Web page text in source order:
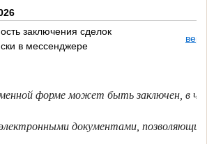
заключения сделок
в мессенджере
форме может быть заключен, в
документами,